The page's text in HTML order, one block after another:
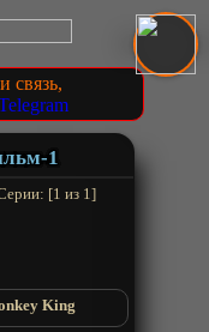
связь,
1
[1 из 1]
King